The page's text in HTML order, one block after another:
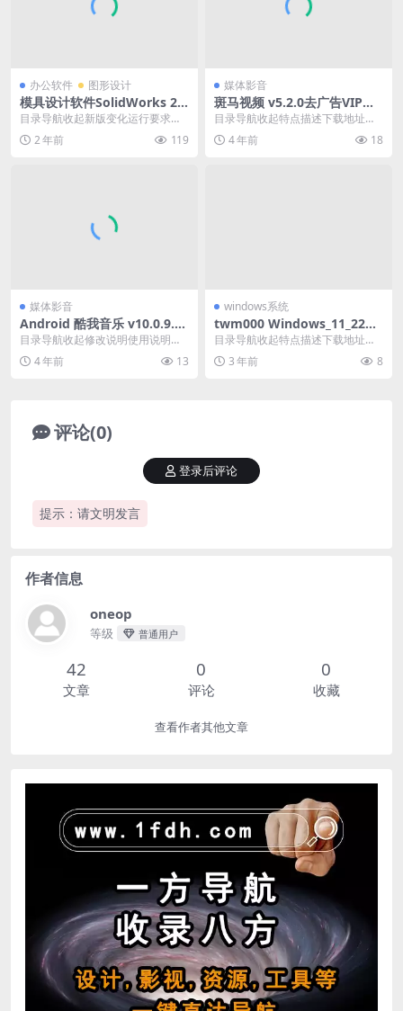
办公软件 图形设计
模具设计软件SolidWorks 20
24 SP5.0 Full Premium x64
目录导航收起新版变化运行要求特
点描述下载地址目录导航收起新版
变化运行要求特点描述...
2 年前 119
媒体影音
斑马视频 v5.2.0去广告VIP版_
安卓影视应用
目录导航收起特点描述下载地址目
录导航收起特点描述下载地址斑马
视频app是一款免费...
4 年前 18
媒体影音
Android 酷我音乐 v10.0.9.0
VIP版
目录导航收起修改说明使用说明软
件截图下载地址目录导航收起修改
说明使用说明软件截图...
4 年前 13
windows系统
twm000 Windows_11_22H2
(22621.1413)
目录导航收起特点描述下载地址目
录导航收起特点描述下载地址微软
Win11 22H2...
3 年前 8
评论(0)
提示：请文明发言
登录后评论
作者信息
oneop
等级 普通用户
42
文章
0
评论
0
收藏
查看作者其他文章